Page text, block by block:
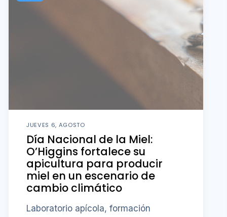
JUEVES 6, AGOSTO
Día Nacional de la Miel:
O’Higgins fortalece su
apicultura para producir
miel en un escenario de
cambio climático
Laboratorio apícola, formación